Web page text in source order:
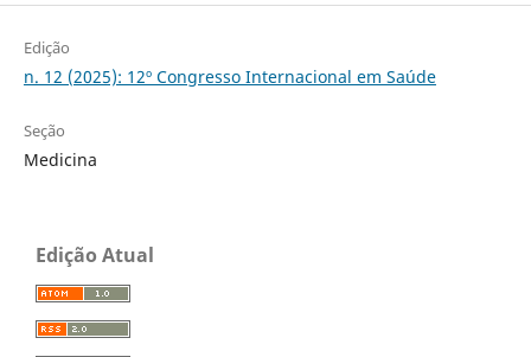
Edição
n. 12 (2025): 12º Congresso Internacional em Saúde
Seção
Medicina
Edição Atual